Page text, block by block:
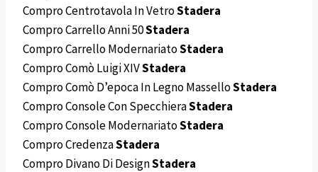
Compro Centrotavola In VetroStadera
Compro Carrello Anni 50Stadera
Compro Carrello ModernariatoStadera
Compro Comò Luigi XIVStadera
Compro Comò D’epoca In Legno MasselloStadera
Compro Console Con SpecchieraStadera
Compro Console ModernariatoStadera
Compro CredenzaStadera
Compro Divano Di DesignStadera